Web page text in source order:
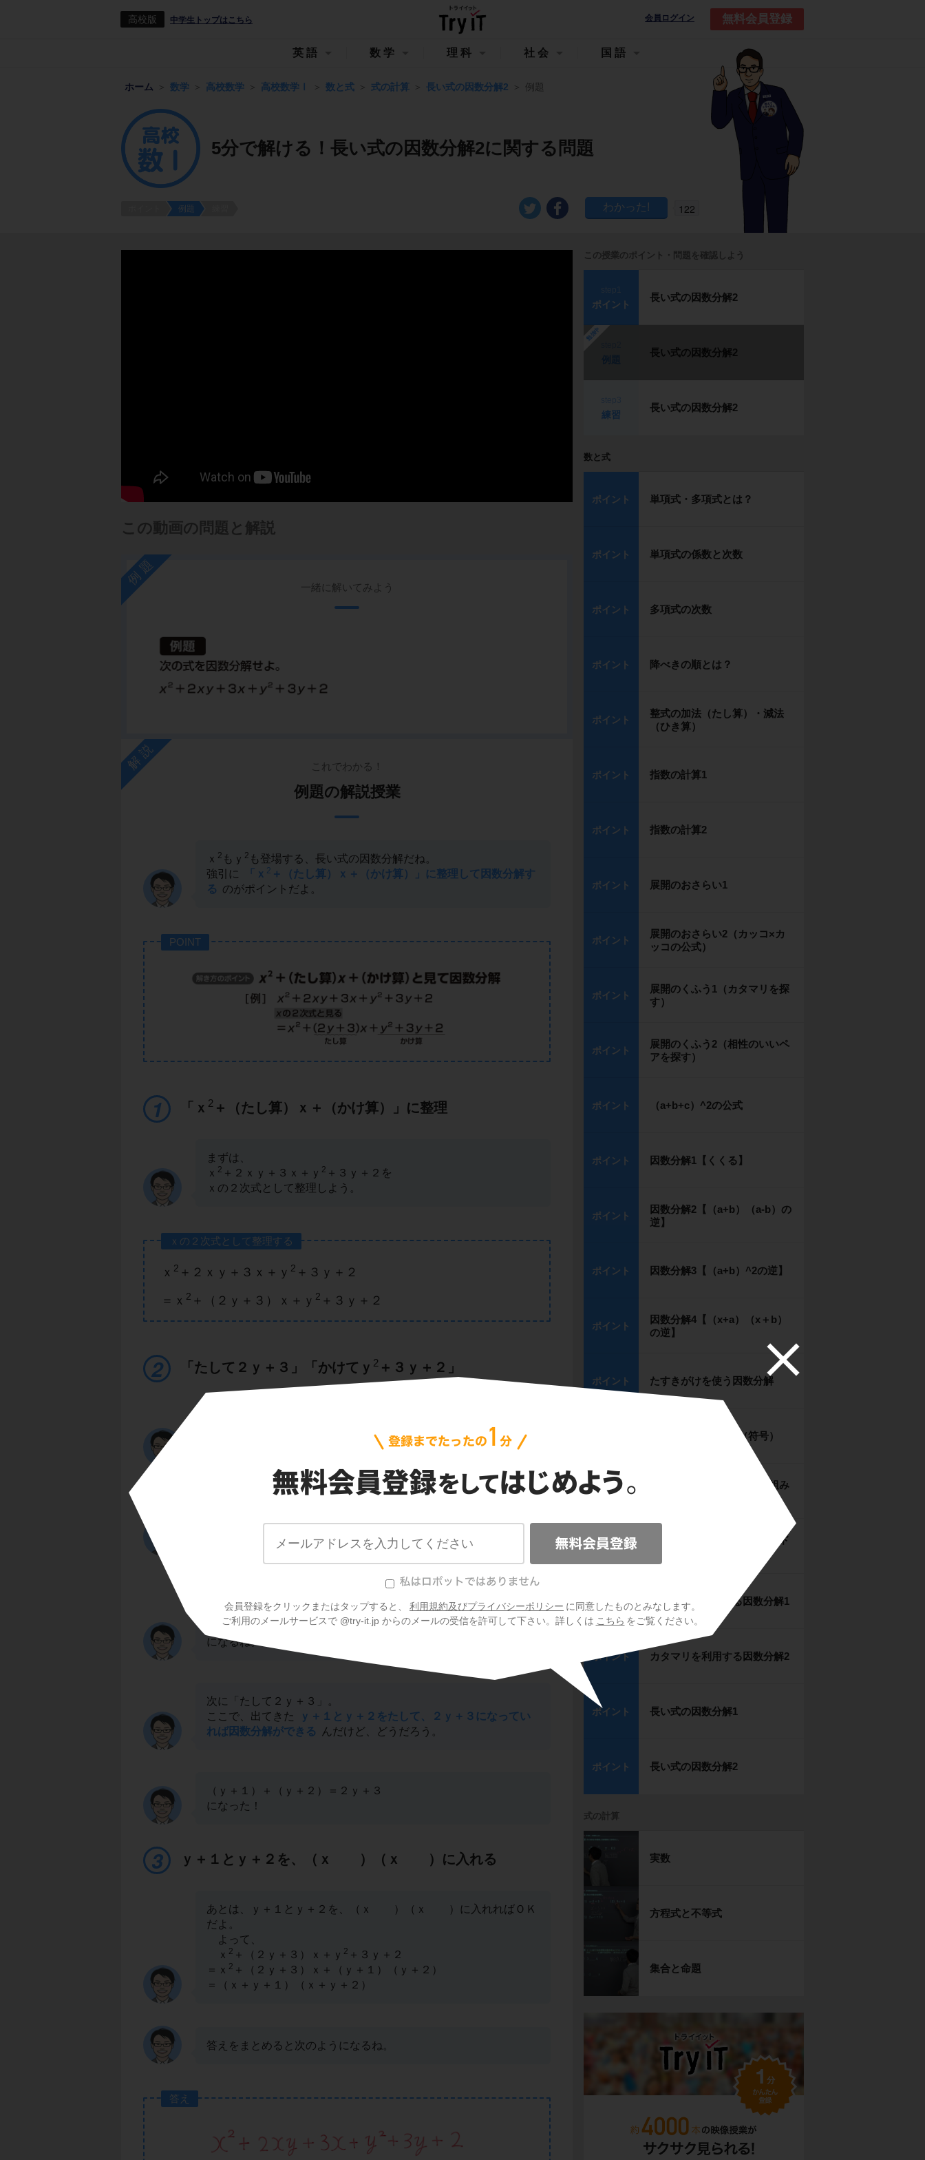
高校版 中学生トップはこちら 会員ログイン 無料会員登録
会員登録をクリックまたはタップすると、 利用規約及びプライバシーポリシー に同意したものとみなします。
ご利用のメールサービスで @try-it.jp からのメールの受信を許可して下さい。詳しくは こちら をご覧ください。
英語 数学 理科 社会 国語
ホーム 数学 高校数学 高校数学Ⅰ 数と式 式の計算 長い式の因数分解2 例題
5分で解ける！長い式の因数分解2に関する問題
例題 122
この動画の問題と解説
例題 一緒に解いてみよう
解説 これでわかる！
例題の解説授業
ｘ 2 もｙ 2 も登場する、長い式の因数分解だね。
強引に
「ｘ 2 ＋（たし算）ｘ＋（かけ算）」に整理して因数分解す
る のがポイントだよ。
POINT
「ｘ 2 ＋（たし算）ｘ＋（かけ算）」に整理
まずは、
ｘ 2 ＋２ｘｙ＋３ｘ＋ｙ 2 ＋３ｙ＋２を
ｘの２次式として整理しよう。
ｘの２次式として整理する
ｘ 2 ＋２ｘｙ＋３ｘ＋ｙ 2 ＋３ｙ＋２
＝ｘ 2 ＋（２ｙ＋３）ｘ＋ｙ 2 ＋３ｙ＋２
「たして２ｙ＋３」「かけてｙ 2 ＋３ｙ＋２」
＋３ｙ＋２
＋（たし算）ｘ＋（かけ算）」と眺めるんだね。
＋３ｙ＋２」
になる組み合わせを考えるんだ。
＋３ｙ＋２を因数分解すると、
＋３ｙ＋２＝（ｙ＋１）（ｙ＋２）
になるね。
次に「たして２ｙ＋３」。
ここで、出てきた
ｙ＋１とｙ＋２をたして、２ｙ＋３になってい
れば因数分解ができる
んだけど、どうだろう。
（ｙ＋１）＋（ｙ＋２）＝２ｙ＋３
になった！
ｙ＋１とｙ＋２を、（ｘ ）（ｘ ）に入れる
あとは、ｙ＋１とｙ＋２を、（ｘ ）（ｘ ）に入れればＯＫ
だよ。
よって、
ｘ 2 ＋（２ｙ＋３）ｘ＋ｙ 2 ＋３ｙ＋２
＝ｘ 2 ＋（２ｙ＋３）ｘ＋（ｙ＋１）（ｙ＋２）
＝（ｘ＋ｙ＋１）（ｘ＋ｙ＋２）
答えをまとめると次のようになるね。
答え
この授業のポイント・問題を確認しよう
ポイント
長い式の因数分解2
勉強中
長い式の因数分解2
練習
長い式の因数分解2
数と式
ポイント 単項式・多項式とは？
ポイント 単項式の係数と次数
ポイント 多項式の次数
ポイント 降べきの順とは？
ポイント
整式の加法（たし算）・減法
（ひき算）
ポイント 指数の計算1
ポイント 指数の計算2
ポイント 展開のおさらい1
ポイント
展開のおさらい2（カッコ×カ
ッコの公式）
ポイント
展開のくふう1（カタマリを探
す）
ポイント
展開のくふう2（相性のいいペ
アを探す）
ポイント （a+b+c）^2の公式
ポイント 因数分解1【くくる】
ポイント
因数分解2【（a+b）（a-b）の
逆】
ポイント 因数分解3【（a+b）^2の逆】
ポイント
因数分解4【（x+a）（x＋b）
の逆】
ポイント たすきがけを使う因数分解
たすきがけのコツ1（符号）
ポイント
たすきがけのコツ2（数の組み
ポイント
たすきがけのコツ3（スピード
ポイント カタマリを利用する因数分解1
ポイント カタマリを利用する因数分解2
ポイント 長い式の因数分解1
ポイント 長い式の因数分解2
式の計算
実数
方程式と不等式
集合と命題